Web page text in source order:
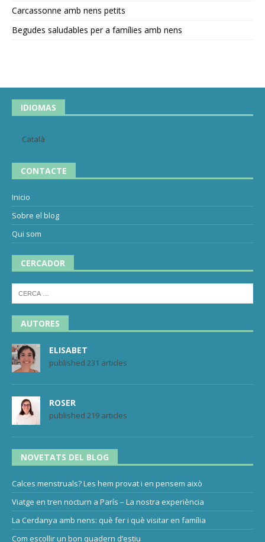
Carcassonne amb nens petits
Begudes saludables per a famílies amb nens
IDIOMAS
Català
CONTACTE
Inicio
Sobre el blog
Qui som
CERCADOR
AUTORES
ELISABET
published 231 articles
ROSER
published 219 articles
NOVETATS DEL BLOG
Calces menstruals? Les hem provat i en pensem això
Viatge en tren nocturn a París – La nostra experiència
La Cerdanya amb nens: què fer i què visitar en família
Com escollir un bon quadern d’estiu